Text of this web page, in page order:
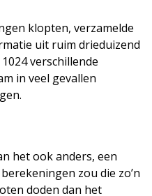
klopten, verzamelde
uit ruim drieduizend
verschillende
in veel gevallen
het ook anders, een
zou die zo’n
doden dan het